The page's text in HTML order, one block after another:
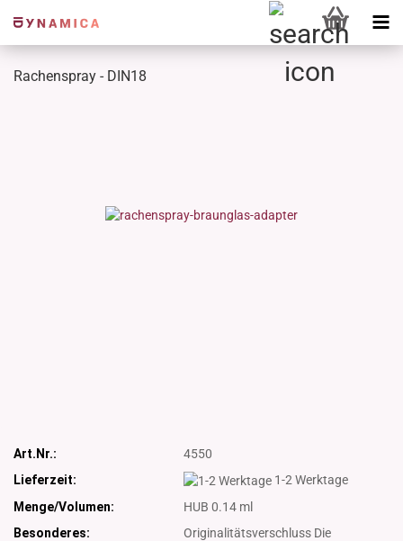
Rachenspray - DIN18
Art.Nr.:
4550
Lieferzeit:
1-2 Werktage
Menge/Volumen:
HUB 0.14 ml
Besonderes:
Originalitätsverschluss Die